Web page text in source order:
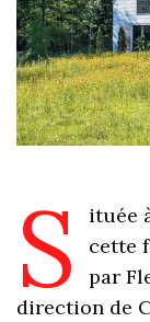
S
ituée
cette
par
direction de